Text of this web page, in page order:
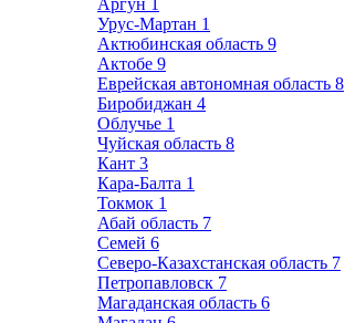
Аргун 1
Урус-Мартан 1
Актюбинская область 9
Актобе 9
Еврейская автономная область 8
Биробиджан 4
Облучье 1
Чуйская область 8
Кант 3
Кара-Балта 1
Токмок 1
Абай область 7
Семей 6
Северо-Казахстанская область 7
Петропавловск 7
Магаданская область 6